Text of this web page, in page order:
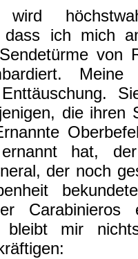
dass ich mich
von
die ihren
hat,
der noch
Carabinieros
bleibt mir